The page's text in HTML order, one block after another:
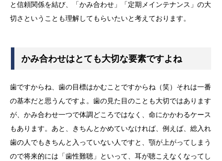
と信頼関係を結び、「かみ合わせ」「定期メインテナンス」の大
切さということも理解してもらいたいと考えております。
かみ合わせはとても大切な要素ですよね
歯ですからね、歯の目標はかむことですからね（笑）それは一番
の基本だと思うんですよ。歯の見た目のことも大切ではあります
が、かみ合わせ一つで体調どころではなく、命にかかわるケース
もあります。あと、きちんとかめていなければ、例えば、総入れ
歯の人でもきちんと入っていない人ですと、顎が上がってしまう
ので将来的には「歯性難聴」といって、耳が聴こえなくなってし